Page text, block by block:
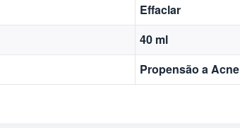
Effaclar
40 ml
Propensão a Acne